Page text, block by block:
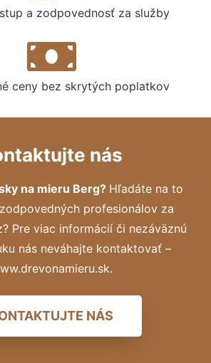
a zodpovednosť za služby
ceny bez skrytých poplatkov
nás
na mieru Berg? Hľadáte na to
profesionálov za
Pre viac informácií či nezáväznú
nás neváhajte kontaktovať –
NÁS